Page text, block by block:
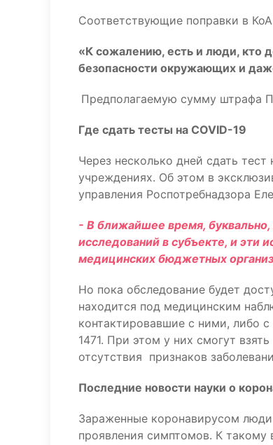
Соответствующие поправки в
«К сожалению, есть и люди, кто
безопасности окружающих и
Предполагаемую сумму штрафа
Где сдать тесты на COVID-19
Через несколько дней сдать
учреждениях. Об этом в
управления Роспотребнадзора
- В ближайшее время,
исследований в субъекте, и эти
медицинских бюджетных
Но пока обследование будет
находится под медицинским
контактировавшие с ними, либо
1471. При этом у них смогут
отсутствия признаков
Последние новости науки о
Зараженные коронавирусом
проявления симптомов. К такому